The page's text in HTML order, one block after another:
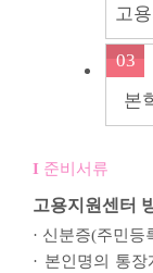
고
03
본
준비서류
고용지원센터
· 신분증(주민
· 본인명의 통